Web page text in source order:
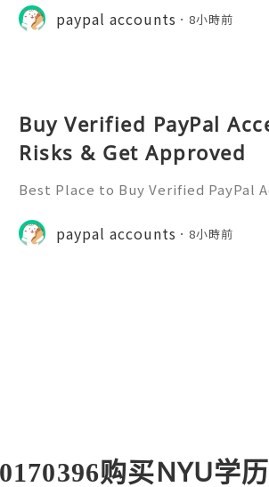
m: @BuySmmZone ✅ Skype:
paypal accounts 8小時前
Buy Verified PayPal
Risks & Get Approved
Best Place to Buy Verified PayPal
026, transaction speed is the
er you are bidding on a
paypal accounts 8小時前
购买NYU学